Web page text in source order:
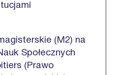
(M2) na
Społecznych
(Prawo